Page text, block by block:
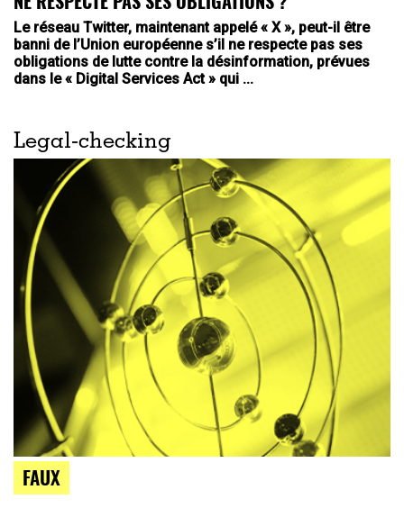
Le réseau Twitter, maintenant appelé « X », peut-il être
banni de l’Union européenne s’il ne respecte pas ses
obligations de lutte contre la désinformation, prévues
dans le « Digital Services Act » qui ...
Legal-checking
FAUX